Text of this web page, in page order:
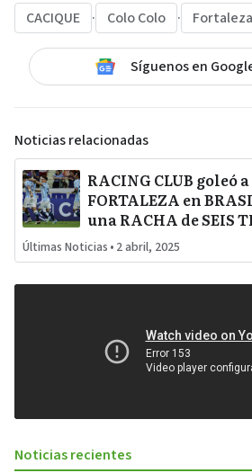
CACIQUE
· Colo Colo · Fortaleza
Síguenos en
Noticias relacionadas
RACING CLUB goleó a
FORTALEZA en
una RACHA de SEIS
UN EMPATE contra
BRASILEÑOS
Últimas Noticias • 2 abril, 2025
Noticias recientes